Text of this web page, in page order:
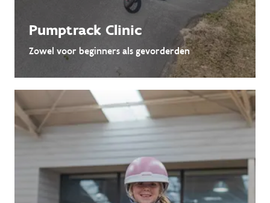
Pumptrack Clinic
Zowel voor beginners als gevorderden